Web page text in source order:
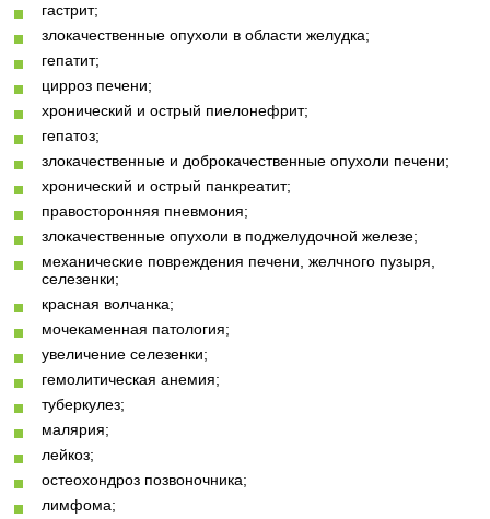
гастрит;
злокачественные опухоли в области желудка;
гепатит;
цирроз печени;
хронический и острый пиелонефрит;
гепатоз;
злокачественные и доброкачественные опухоли печени;
хронический и острый панкреатит;
правосторонняя пневмония;
злокачественные опухоли в поджелудочной железе;
механические повреждения печени, желчного пузыря,
селезенки;
красная волчанка;
мочекаменная патология;
увеличение селезенки;
гемолитическая анемия;
туберкулез;
малярия;
лейкоз;
остеохондроз позвоночника;
лимфома;